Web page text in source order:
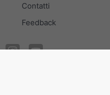
Contatti
Feedback